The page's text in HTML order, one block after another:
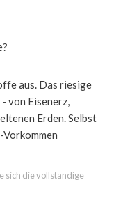
aus. Das riesige
von Eisenerz,
Erden. Selbst
sich die vollständige